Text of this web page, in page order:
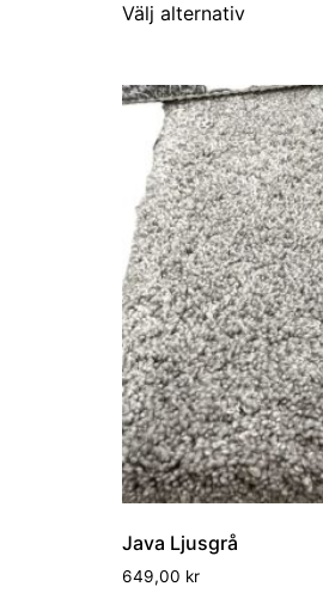
Välj alternativ
Java Ljusgrå
649,00 kr